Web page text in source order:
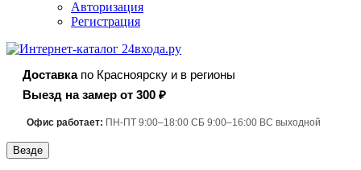
Авторизация
Регистрация
Доставкапо Красноярску и в регионы
Выезд на замер от 300 ₽
Офис работает: ПН-ПТ 9:00–18:00 СБ 9:00–16:00 ВС выходной
Везде